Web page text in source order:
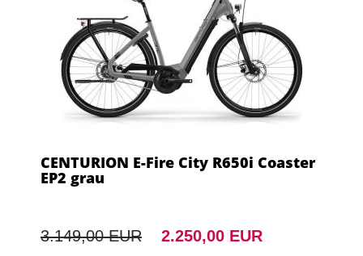
CENTURION E-Fire City R650i Coaster
EP2 grau
3.149,00 EUR 2.250,00 EUR